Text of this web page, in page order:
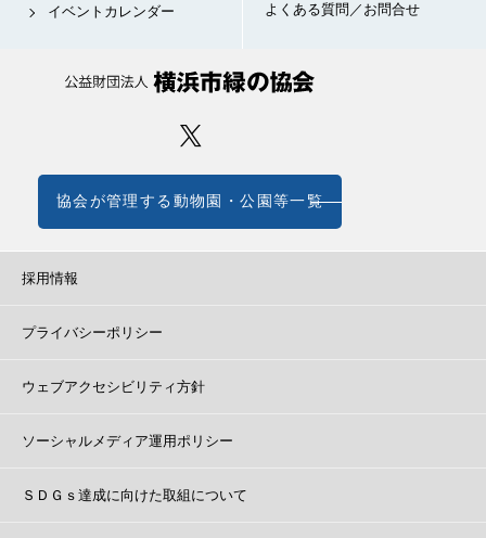
イベントカレンダー
よくある質問／お問合せ
協会が管理する動物園・公園等一覧
採用情報
プライバシーポリシー
ウェブアクセシビリティ方針
ソーシャルメディア運用ポリシー
ＳＤＧｓ達成に向けた取組について